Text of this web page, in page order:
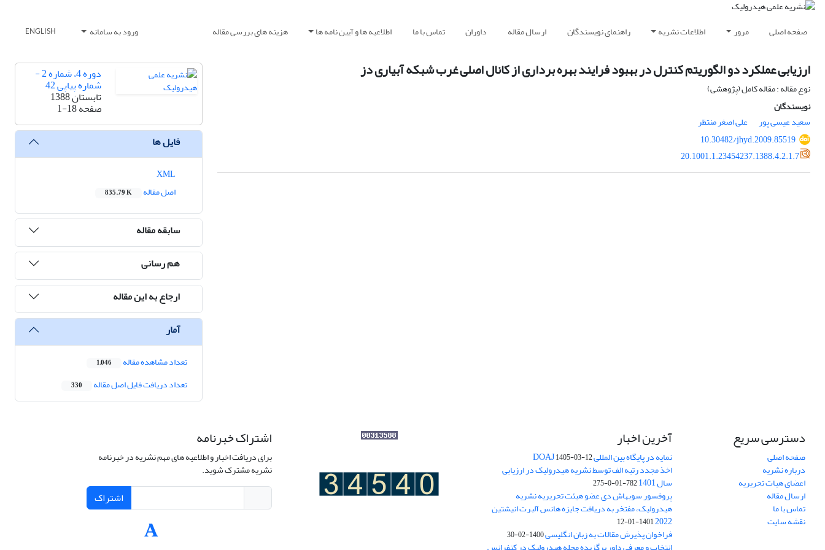
صفحه اصلی مرور اطلاعات نشریه راهنمای نویسندگان ارسال مقاله داوران تماس با ما اطلاعیه ها و آیین نامه ها هزینه های بررسی مقاله ورود به سامانه ENGLISH
ارزیابی عملکرد دو الگوریتم کنترل در بهبود فرایند بهره برداری از کانال اصلی غرب شبکه آبیاری دز
نوع مقاله : مقاله کامل (پژوهشی)
نویسندگان
سعید عیسی پور
علی اصغر منتظر
10.30482/jhyd.2009.85519
20.1001.1.23454237.1388.4.2.1.7
دوره 4، شماره 2 -
شماره پیاپی 42
تابستان 1388
صفحه1-18
فایل ها
اصل مقاله
835.79 K
سابقه مقاله
هم رسانی
ارجاع به این مقاله
آمار
تعداد مشاهده مقاله 1,046
تعداد دریافت فایل اصل مقاله 330
دسترسی سریع
صفحه اصلی
درباره نشریه
اعضای هیات تحریریه
ارسال مقاله
تماس با ما
نقشه سایت
آخرین اخبار
نمایه در پایگاه بین المللی DOAJ1405-03-12
اخذ مجدد رتبه الف توسط نشریه هیدرولیک در ارزیابی
سال 1401 782-01-0-275
پروفسور سوبهاش دی عضو هیئت تحریریه نشریه
هیدرولیک، مفتخر به دریافت جایزه هانس آلبرت انیشتین
2022
1401-01-12
فراخوان پذیرش مقالات به زبان انگلیسی1400-02-30
اشتراک خبرنامه
برای دریافت اخبار و اطلاعیه های مهم نشریه در خبرنامه
نشریه مشترک شوید.
اشتراک